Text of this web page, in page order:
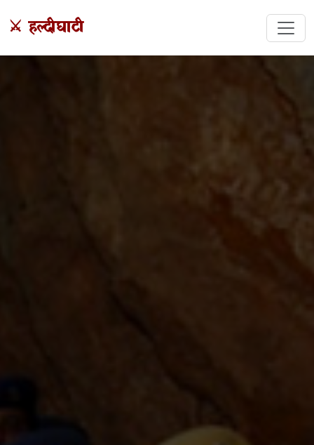
⚔️ हल्दीघाटी